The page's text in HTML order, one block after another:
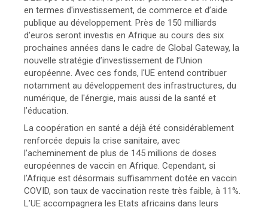
en termes d'investissement, de commerce et d’aide
publique au développement. Près de 150 milliards
d'euros seront investis en Afrique au cours des six
prochaines années dans le cadre de Global Gateway, la
nouvelle stratégie d’investissement de l’Union
européenne. Avec ces fonds, l'UE entend contribuer
notamment au développement des infrastructures, du
numérique, de l'énergie, mais aussi de la santé et
l’éducation.
La coopération en santé a déjà été considérablement
renforcée depuis la crise sanitaire, avec
l’acheminement de plus de 145 millions de doses
européennes de vaccin en Afrique. Cependant, si
l’Afrique est désormais suffisamment dotée en vaccin
COVID, son taux de vaccination reste très faible, à 11%.
L’UE accompagnera les Etats africains dans leurs